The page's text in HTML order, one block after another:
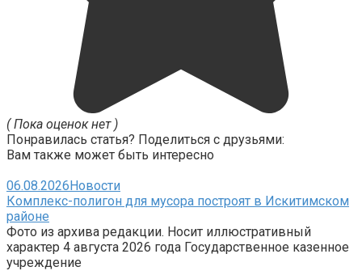
( Пока оценок нет )
Понравилась статья? Поделиться с друзьями:
Вам также может быть интересно
06.08.2026Новости
Комплекс-полигон для мусора построят в Искитимском
районе
Фото из архива редакции. Носит иллюстративный
характер 4 августа 2026 года Государственное казенное
учреждение